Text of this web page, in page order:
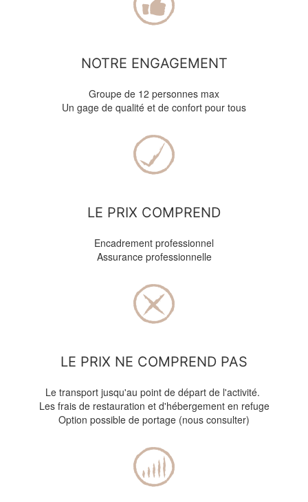
NOTRE ENGAGEMENT
Groupe de 12 personnes max
Un gage de qualité et de confort pour tous
LE PRIX COMPREND
Encadrement professionnel
Assurance professionnelle
LE PRIX NE COMPREND PAS
Le transport jusqu'au point de départ de l'activité.
Les frais de restauration et d'hébergement en refuge
Option possible de portage (nous consulter)